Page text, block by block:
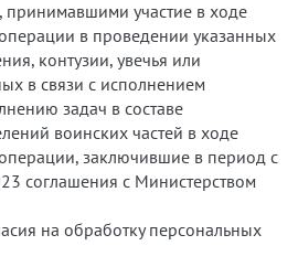
участие в ходе
в проведении указанных
контузии, увечья или
в связи с исполнением
задач в составе
воинских частей в ходе
заключившие в период с
соглашения с Министерством
на обработку персональных